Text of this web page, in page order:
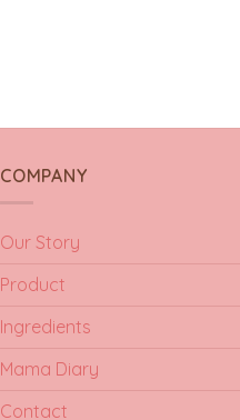
COMPANY
Our Story
Product
Ingredients
Mama Diary
Contact